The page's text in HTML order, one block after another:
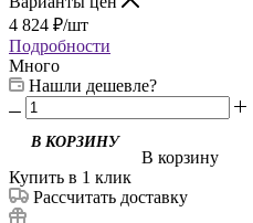
4 824 ₽/шт
Подробности
Много
Нашли дешевле?
В корзину
Купить в 1 клик
Рассчитать доставку